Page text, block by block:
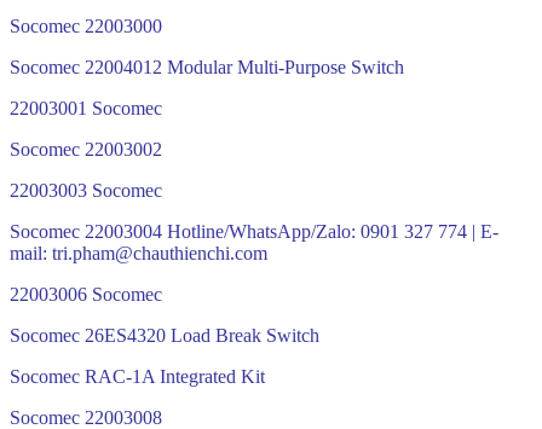
Socomec 22003000
Socomec 22004012 Modular Multi-Purpose Switch
22003001 Socomec
Socomec 22003002
22003003 Socomec
Socomec 22003004 Hotline/WhatsApp/Zalo: 0901 327 774 | E-
mail: tri.pham@chauthienchi.com
22003006 Socomec
Socomec 26ES4320 Load Break Switch
Socomec RAC-1A Integrated Kit
Socomec 22003008